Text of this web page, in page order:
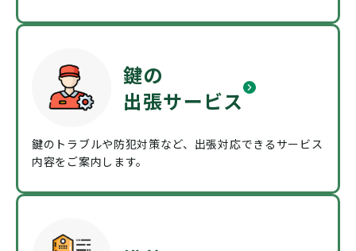
鍵の
出張サービス
鍵のトラブルや防犯対策など、出張対応できるサービス
内容をご案内します。